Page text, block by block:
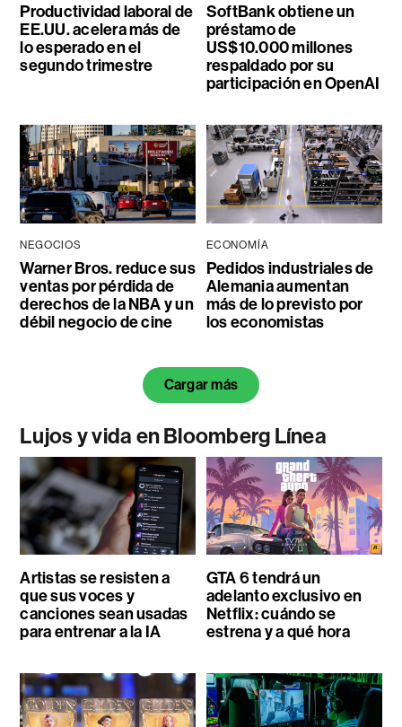
Productividad laboral de
EE.UU. acelera más de
lo esperado en el
segundo trimestre
SoftBank obtiene un
préstamo de
US$10.000 millones
respaldado por su
participación en OpenAI
NEGOCIOS
Warner Bros. reduce sus
ventas por pérdida de
derechos de la NBA y un
débil negocio de cine
ECONOMÍA
Pedidos industriales de
Alemania aumentan
más de lo previsto por
los economistas
Cargar más
Lujos y vida en Bloomberg Línea
Artistas se resisten a
que sus voces y
canciones sean usadas
para entrenar a la IA
GTA 6 tendrá un
adelanto exclusivo en
Netflix: cuándo se
estrena y a qué hora